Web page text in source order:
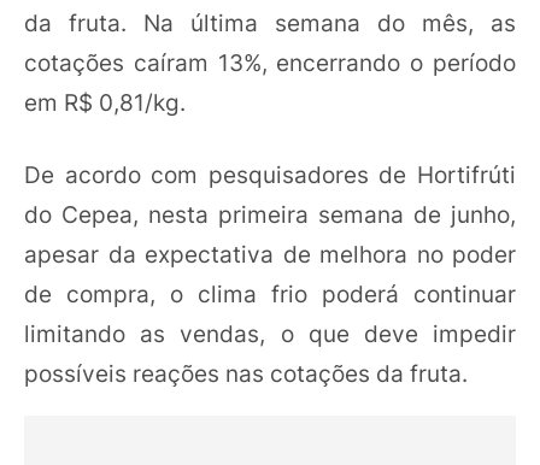
da fruta. Na última semana do mês, as
cotações caíram 13%, encerrando o período
em R$ 0,81/kg.
De acordo com pesquisadores de Hortifrúti
do Cepea, nesta primeira semana de junho,
apesar da expectativa de melhora no poder
de compra, o clima frio poderá continuar
limitando as vendas, o que deve impedir
possíveis reações nas cotações da fruta.